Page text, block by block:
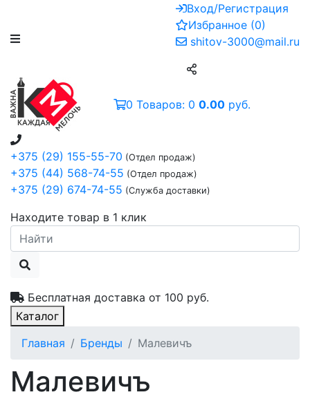
Вход/Регистрация
Избранное (0)
shitov-3000@mail.ru
+375 (29) 155-55-70 (Отдел продаж)
+375 (44) 568-74-55 (Отдел продаж)
+375 (29) 674-74-55 (Служба доставки)
Находите товар в 1 клик
Бесплатная доставка от 100 руб.
0 Товаров: 0 0.00 руб.
Каталог
Главная
Бренды Малевичъ
Малевичъ